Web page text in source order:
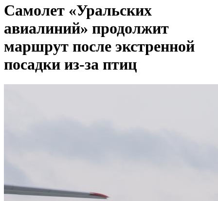
Самолет «Уральских
авиалиний» продолжит
маршрут после экстренной
посадки из-за птиц